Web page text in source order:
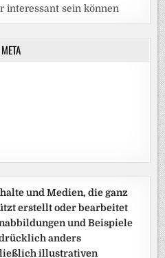
interessant sein können
META
und Medien, die ganz
erstellt oder bearbeitet
und Beispiele
anders
illustrativen